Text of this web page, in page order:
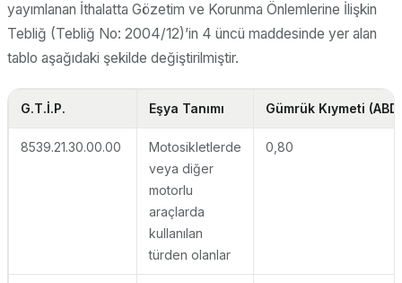
yayımlanan İthalatta Gözetim ve Korunma Önlemlerine İlişkin
Tebliğ (Tebliğ No: 2004/12)’in 4 üncü maddesinde yer alan
tablo aşağıdaki şekilde değiştirilmiştir.
G.T.İ.P. Eşya Tanımı Gümrük Kıymeti
8539.21.30.00.00
Motosikletlerde
veya diğer
motorlu
araçlarda
kullanılan
türden olanlar
0,80